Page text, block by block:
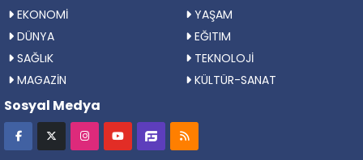
EKONOMİ
YAŞAM
DÜNYA
EĞITIM
SAĞLıK
TEKNOLOJİ
MAGAZİN
KÜLTÜR-SANAT
Sosyal Medya